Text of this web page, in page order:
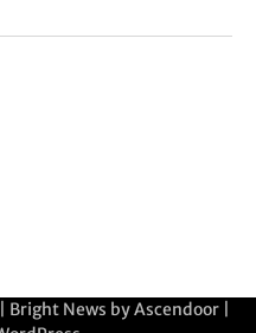
| Bright News byAscendoor